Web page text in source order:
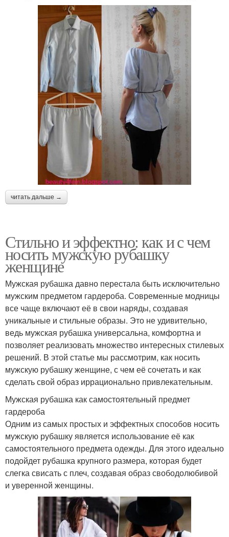
читать дальше →
Стильно и эффектно: как и с чем
носить мужскую рубашку
женщине
Мужская рубашка давно перестала быть исключительно
мужским предметом гардероба. Современные модницы
все чаще включают её в свои наряды, создавая
уникальные и стильные образы. Это не удивительно,
ведь мужская рубашка универсальна, комфортна и
позволяет реализовать множество интересных стилевых
решений. В этой статье мы рассмотрим, как носить
мужскую рубашку женщине, с чем её сочетать и как
сделать свой образ иррационально привлекательным.
Мужская рубашка как самостоятельный предмет
гардероба
Одним из самых простых и эффектных способов носить
мужскую рубашку является использование её как
самостоятельного предмета одежды. Для этого идеально
подойдет рубашка крупного размера, которая будет
слегка свисать с плеч, создавая образ свободолюбивой
и уверенной женщины.